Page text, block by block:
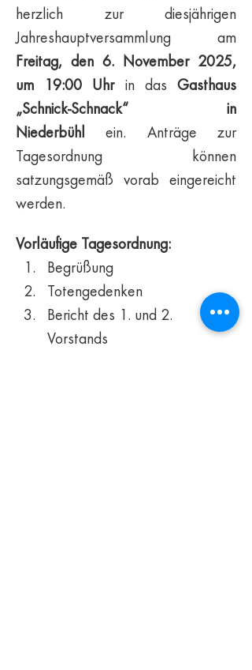
herzlich zur diesjährigen
Freitag, den 6. November 2025,
um 19:00 Uhr in das Gasthaus
„Schnick-Schnack“ in
Niederbühl
ein. Anträge zur
Tagesordnung können
satzungsgemäß vorab eingereicht
werden.
Vorläufige Tagesordnung:
Begrüßung
Totengedenken
Bericht des 1. und 2.
Vorstands